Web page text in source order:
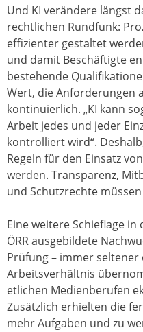
Und KI verändere längst
rechtlichen Rundfunk:
effizienter gestaltet
und damit Beschäftigte
bestehende
Wert, die Anforderungen
kontinuierlich. „KI kann
Arbeit jedes und jeder
kontrolliert wird“.
Regeln für den Einsatz
werden. Transparenz,
und Schutzrechte
Eine weitere Schieflage
ÖRR ausgebildete
Prüfung – immer
Arbeitsverhältnis
etlichen Medienberufen
Zusätzlich erhielten die
mehr Aufgaben und zu